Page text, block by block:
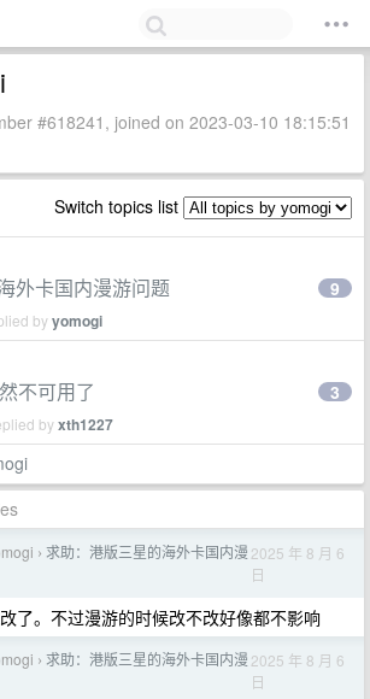
#618241, joined on 2023-03-10 18:15:51
Switch topics list
外卡国内漫游问题
byyomogi
9
不可用了
byxth1227
3
› 求助：港版三星的海外卡国内漫 2025 年 8 月 6
日
改了。不过漫游的时候改不改好像都不影响
› 求助：港版三星的海外卡国内漫 2025 年 8 月 6
日